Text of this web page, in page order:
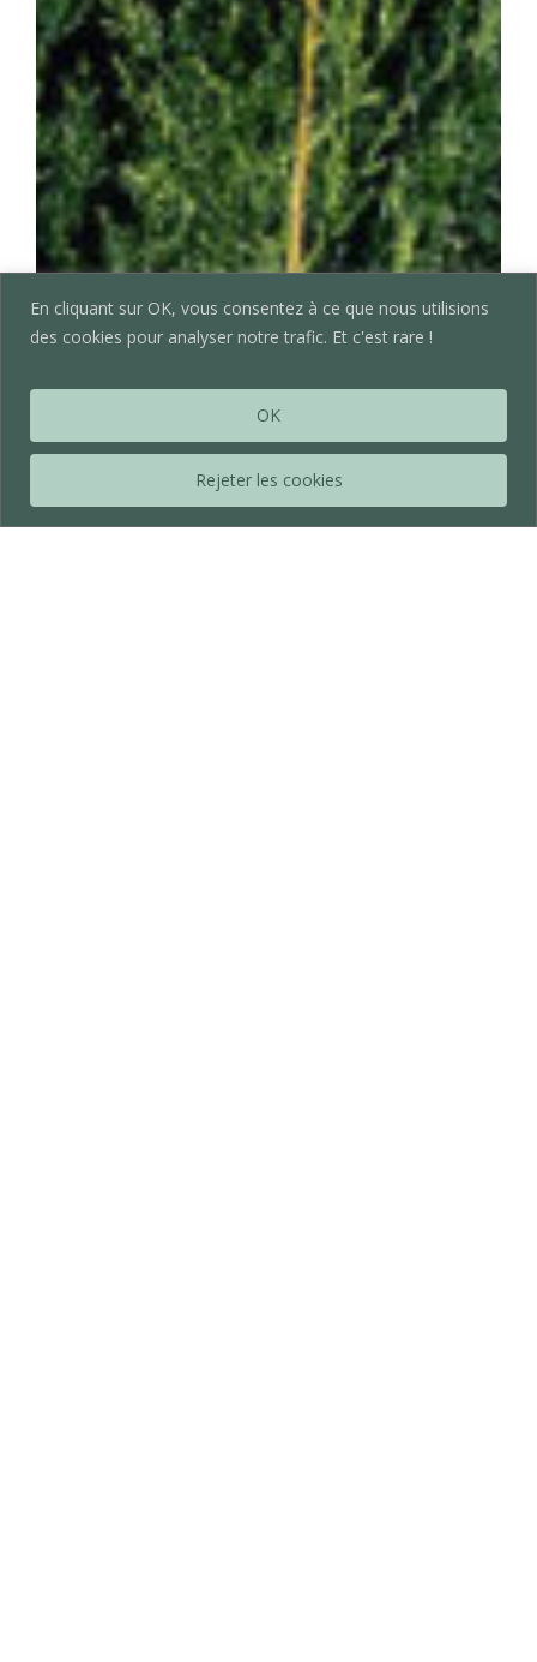
En cliquant sur OK, vous consentez à ce que nous utilisions
des cookies pour analyser notre trafic. Et c'est rare !
Rejeter les cookies
OK